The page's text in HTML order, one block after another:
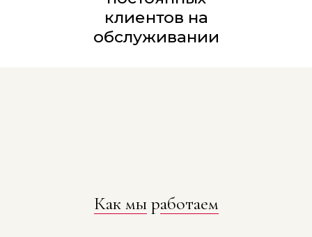
клиентов на
обслуживании
Как мыработаем